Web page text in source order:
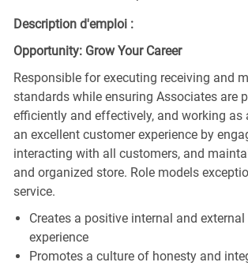
Description d'emploi :
Opportunity: Grow Your Career
Responsible for executing receiving and
standards while ensuring Associates are
efficiently and effectively, and working as
an excellent customer experience by
interacting with all customers, and
and organized store. Role models
service.
Creates a positive internal and
experience
Promotes a culture of honesty and